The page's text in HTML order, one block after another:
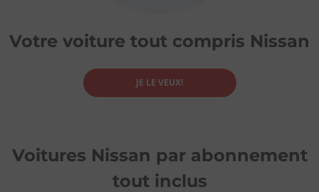
Votre voiture tout compris Nissan
JE LE VEUX!
Voitures Nissan par abonnement
tout inclus